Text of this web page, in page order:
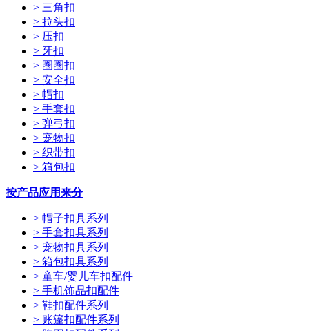
> 三角扣
> 拉头扣
> 压扣
> 牙扣
> 圈圈扣
> 安全扣
> 帽扣
> 手套扣
> 弹弓扣
> 宠物扣
> 织带扣
> 箱包扣
按产品应用来分
> 帽子扣具系列
> 手套扣具系列
> 宠物扣具系列
> 箱包扣具系列
> 童车/婴儿车扣配件
> 手机饰品扣配件
> 鞋扣配件系列
> 账篷扣配件系列